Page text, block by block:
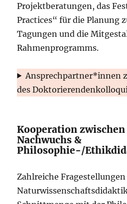
Projektberatungen, das
Practices“ für die Planung
Tagungen und die
Rahmenprogramms.
Ansprechpartner*innen
des
Kooperation zwischen
Nachwuchs &
Philosophie-/
Zahlreiche Fragestellungen